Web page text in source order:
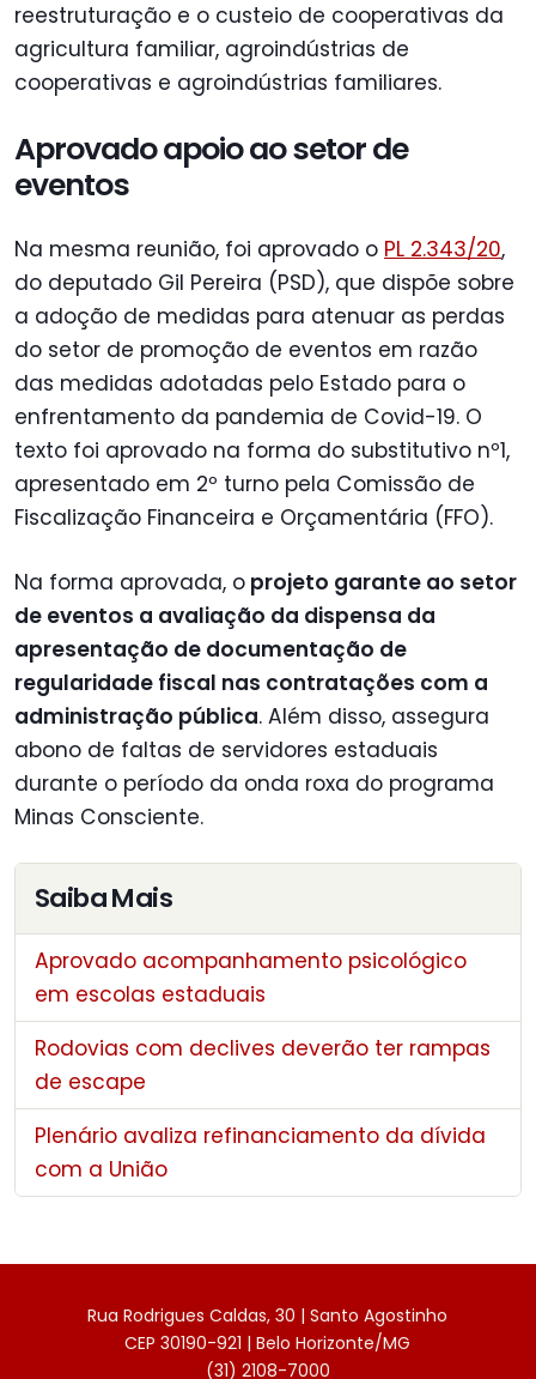
reestruturação e o custeio de cooperativas da
agricultura familiar, agroindústrias de
cooperativas e agroindústrias familiares.
Aprovado apoio ao setor de
eventos
Na mesma reunião, foi aprovado o PL 2.343/20,
do deputado Gil Pereira (PSD), que dispõe sobre
a adoção de medidas para atenuar as perdas
do setor de promoção de eventos em razão
das medidas adotadas pelo Estado para o
enfrentamento da pandemia de Covid-19. O
texto foi aprovado na forma do substitutivo nº1,
apresentado em 2º turno pela Comissão de
Fiscalização Financeira e Orçamentária (FFO).
Na forma aprovada, o projeto garante ao setor
de eventos a avaliação da dispensa da
apresentação de documentação de
regularidade fiscal nas contratações com a
administração pública. Além disso, assegura
abono de faltas de servidores estaduais
durante o período da onda roxa do programa
Minas Consciente.
Saiba Mais
Aprovado acompanhamento psicológico
em escolas estaduais
Rodovias com declives deverão ter rampas
de escape
Plenário avaliza refinanciamento da dívida
com a União
Rua Rodrigues Caldas, 30 | Santo Agostinho
CEP 30190-921 | Belo Horizonte/MG
(31) 2108-7000